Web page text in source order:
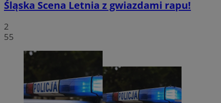
Śląska Scena Letnia z gwiazdami rapu!
2
55